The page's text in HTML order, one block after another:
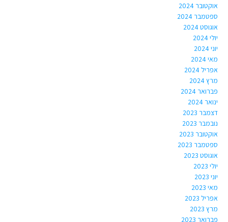
אוקטובר 2024
ספטמבר 2024
אוגוסט 2024
יולי 2024
יוני 2024
מאי 2024
אפריל 2024
מרץ 2024
פברואר 2024
ינואר 2024
דצמבר 2023
נובמבר 2023
אוקטובר 2023
ספטמבר 2023
אוגוסט 2023
יולי 2023
יוני 2023
מאי 2023
אפריל 2023
מרץ 2023
פברואר 2023